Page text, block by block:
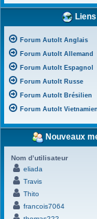
Liens
Forum AutoIt Anglais
Forum AutoIt Allemand
Forum AutoIt Espagnol
Forum AutoIt Russe
Forum AutoIt Brésilien
Forum AutoIt Vietnamien
Nouveaux
Nom d’utilisateur
eliada
Travis
Thito
francois7064